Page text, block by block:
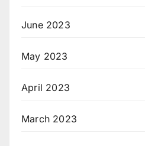
June 2023
May 2023
April 2023
March 2023